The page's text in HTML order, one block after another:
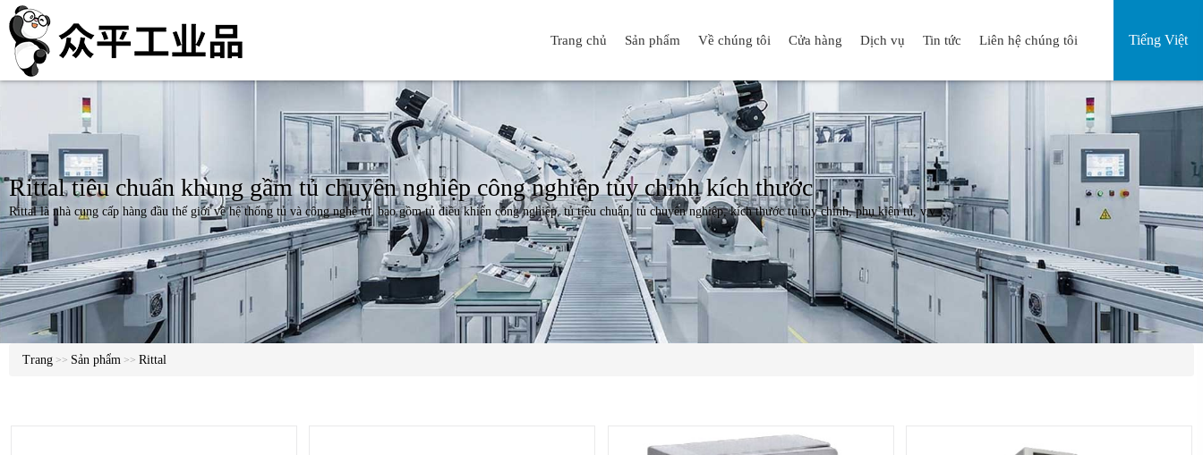
Tiếng Việt
Trang chủ Sản phẩm Về chúng tôi Cửa hàng Dịch vụ Tin tức Liên hệ chúng tôi
Rittal tiêu chuẩn khung gầm tủ chuyên nghiệp công nghiệp tùy chỉnh kích thước
Rittal là nhà cung cấp hàng đầu thế giới về hệ thống tủ và công nghệ tủ, bao gồm tủ điều khiển công nghiệp, tủ tiêu chuẩn, tủ chuyên nghiệp, kích thước tủ tùy chỉnh, phụ kiện tủ, v.v.
Trang >> Sản phẩm >> Rittal